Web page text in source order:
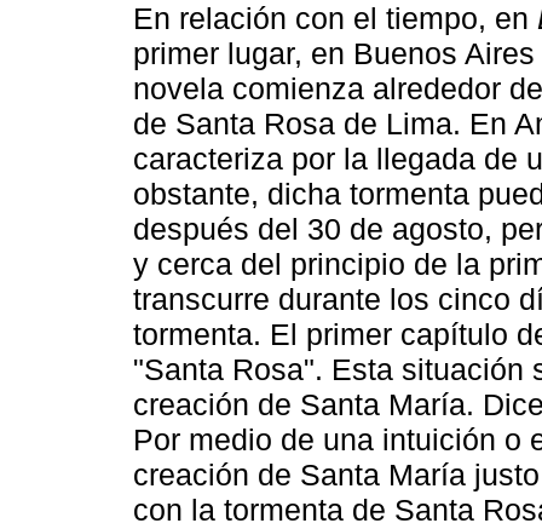
En relación con el tiempo, en
primer lugar, en Buenos
novela comienza alrededor
de Santa Rosa de Lima. En
caracteriza por la llegada de
obstante, dicha tormenta
después del 30 de agosto,
y cerca del principio de la
transcurre durante los cinco
tormenta. El primer capítulo
"Santa Rosa". Esta situación
creación de Santa María.
Por medio de una intuición o
creación de Santa María
con la tormenta de Santa